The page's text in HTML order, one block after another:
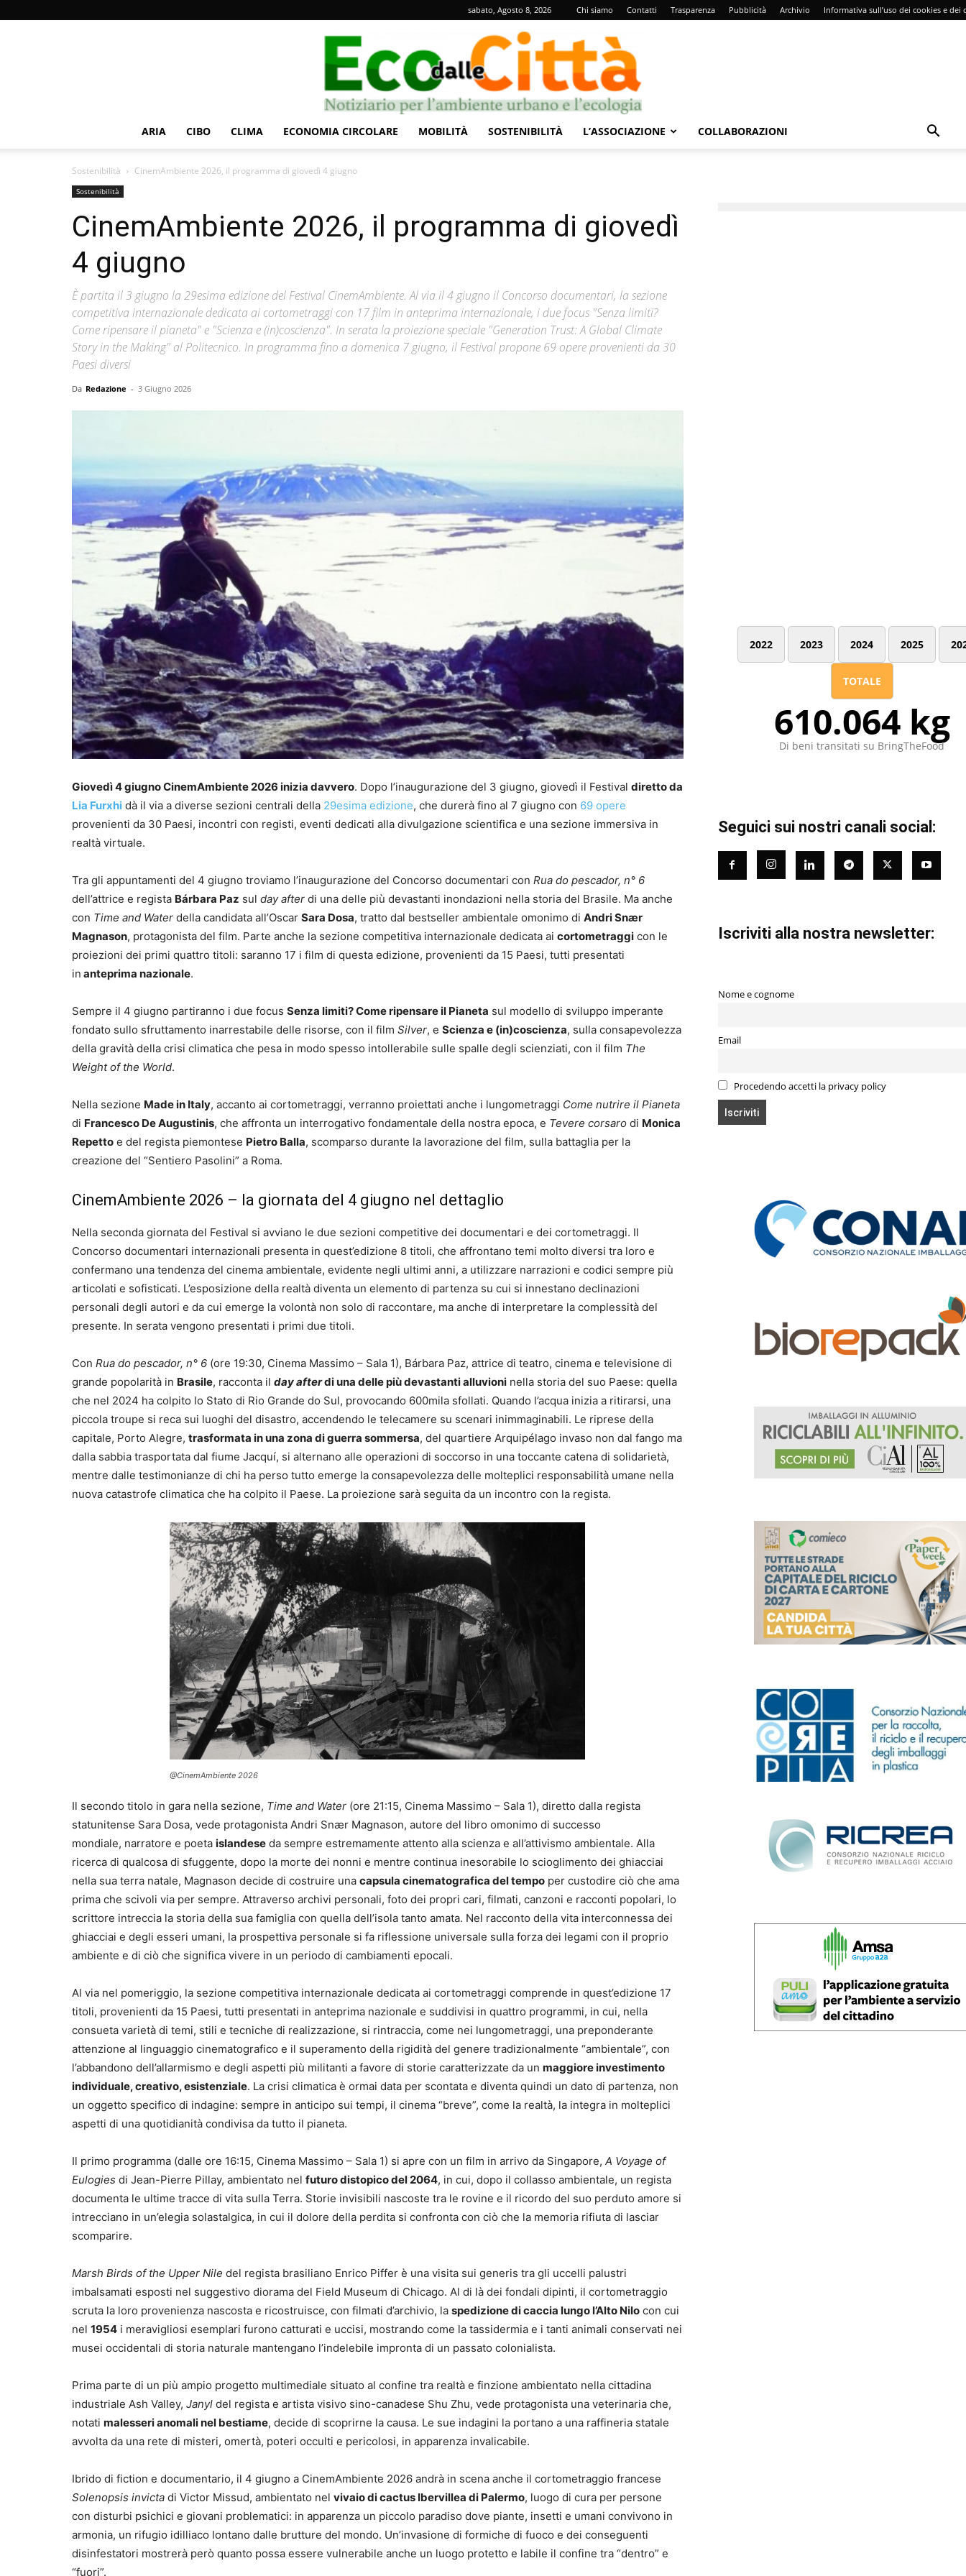
sabato, Agosto 8, 2026 Chi siamo Contatti Trasparenza Pubblicità Archivio Informativa sull’uso dei cookies e dei
Città
ARIA CIBO CLIMA ECONOMIA CIRCOLARE MOBILITÀ SOSTENIBILITÀ L’ASSOCIAZIONE COLLABORAZIONI
Sostenibilità CinemAmbiente 2026, il programma di giovedì 4 giugno
Sostenibilità
CinemAmbiente 2026, il programma di giovedì
4 giugno
È partita il 3 giugno la 29esima edizione del Festival CinemAmbiente. Al via il 4 giugno il Concorso documentari, la sezione
competitiva internazionale dedicata ai cortometraggi con 17 film in anteprima internazionale, i due focus "Senza limiti?
Come ripensare il pianeta" e "Scienza e (in)coscienza". In serata la proiezione speciale "Generation Trust: A Global Climate
Story in the Making" al Politecnico. In programma fino a domenica 7 giugno, il Festival propone 69 opere provenienti da 30
Paesi diversi
Da Redazione - 3 Giugno 2026
Giovedì 4 giugno CinemAmbiente 2026 inizia davvero. Dopo l’inaugurazione del 3 giugno, giovedì il Festival diretto da
Lia Furxhi dà il via a diverse sezioni centrali della 29esima edizione, che durerà fino al 7 giugno con 69 opere
provenienti da 30 Paesi, incontri con registi, eventi dedicati alla divulgazione scientifica e una sezione immersiva in
realtà virtuale.
Tra gli appuntamenti del 4 giugno troviamo l’inaugurazione del Concorso documentari con Rua do pescador, n° 6
dell’attrice e regista Bárbara Paz sul day after di una delle più devastanti inondazioni nella storia del Brasile. Ma anche
con Time and Water della candidata all’Oscar Sara Dosa, tratto dal bestseller ambientale omonimo di Andri Snær
Magnason, protagonista del film. Parte anche la sezione competitiva internazionale dedicata ai cortometraggi con le
proiezioni dei primi quattro titoli: saranno 17 i film di questa edizione, provenienti da 15 Paesi, tutti presentati
in anteprima nazionale.
Sempre il 4 giugno partiranno i due focus Senza limiti? Come ripensare il Pianeta sul modello di sviluppo imperante
fondato sullo sfruttamento inarrestabile delle risorse, con il film Silver, e Scienza e (in)coscienza, sulla consapevolezza
della gravità della crisi climatica che pesa in modo spesso intollerabile sulle spalle degli scienziati, con il film The
Weight of the World.
Nella sezione Made in Italy, accanto ai cortometraggi, verranno proiettati anche i lungometraggi Come nutrire il Pianeta
di Francesco De Augustinis, che affronta un interrogativo fondamentale della nostra epoca, e Tevere corsaro di Monica
Repetto e del regista piemontese Pietro Balla, scomparso durante la lavorazione del film, sulla battaglia per la
creazione del “Sentiero Pasolini” a Roma.
CinemAmbiente 2026 – la giornata del 4 giugno nel dettaglio
Nella seconda giornata del Festival si avviano le due sezioni competitive dei documentari e dei cortometraggi. Il
Concorso documentari internazionali presenta in quest’edizione 8 titoli, che affrontano temi molto diversi tra loro e
confermano una tendenza del cinema ambientale, evidente negli ultimi anni, a utilizzare narrazioni e codici sempre più
articolati e sofisticati. L’esposizione della realtà diventa un elemento di partenza su cui si innestano declinazioni
personali degli autori e da cui emerge la volontà non solo di raccontare, ma anche di interpretare la complessità del
presente. In serata vengono presentati i primi due titoli.
Con Rua do pescador, n° 6 (ore 19:30, Cinema Massimo – Sala 1), Bárbara Paz, attrice di teatro, cinema e televisione di
grande popolarità in Brasile, racconta il day afterdi una delle più devastanti alluvioni nella storia del suo Paese: quella
che nel 2024 ha colpito lo Stato di Rio Grande do Sul, provocando 600mila sfollati. Quando l’acqua inizia a ritirarsi, una
piccola troupe si reca sui luoghi del disastro, accendendo le telecamere su scenari inimmaginabili. Le riprese della
capitale, Porto Alegre, trasformata in una zona di guerra sommersa, del quartiere Arquipélago invaso non dal fango ma
dalla sabbia trasportata dal fiume Jacquí, si alternano alle operazioni di soccorso in una toccante catena di solidarietà,
mentre dalle testimonianze di chi ha perso tutto emerge la consapevolezza delle molteplici responsabilità umane nella
nuova catastrofe climatica che ha colpito il Paese. La proiezione sarà seguita da un incontro con la regista.
@CinemAmbiente 2026
Il secondo titolo in gara nella sezione, Time and Water (ore 21:15, Cinema Massimo – Sala 1), diretto dalla regista
statunitense Sara Dosa, vede protagonista Andri Snær Magnason, autore del libro omonimo di successo
mondiale, narratore e poeta islandese da sempre estremamente attento alla scienza e all’attivismo ambientale. Alla
ricerca di qualcosa di sfuggente, dopo la morte dei nonni e mentre continua inesorabile lo scioglimento dei ghiacciai
nella sua terra natale, Magnason decide di costruire una capsula cinematografica del tempo per custodire ciò che ama
prima che scivoli via per sempre. Attraverso archivi personali, foto dei propri cari, filmati, canzoni e racconti popolari, lo
scrittore intreccia la storia della sua famiglia con quella dell’isola tanto amata. Nel racconto della vita interconnessa dei
ghiacciai e degli esseri umani, la prospettiva personale si fa riflessione universale sulla forza dei legami con il proprio
ambiente e di ciò che significa vivere in un periodo di cambiamenti epocali.
Al via nel pomeriggio, la sezione competitiva internazionale dedicata ai cortometraggi comprende in quest’edizione 17
titoli, provenienti da 15 Paesi, tutti presentati in anteprima nazionale e suddivisi in quattro programmi, in cui, nella
consueta varietà di temi, stili e tecniche di realizzazione, si rintraccia, come nei lungometraggi, una preponderante
attenzione al linguaggio cinematografico e il superamento della rigidità del genere tradizionalmente “ambientale”, con
l’abbandono dell’allarmismo e degli aspetti più militanti a favore di storie caratterizzate da un maggiore investimento
individuale, creativo, esistenziale. La crisi climatica è ormai data per scontata e diventa quindi un dato di partenza, non
un oggetto specifico di indagine: sempre in anticipo sui tempi, il cinema “breve”, come la realtà, la integra in molteplici
aspetti di una quotidianità condivisa da tutto il pianeta.
Il primo programma (dalle ore 16:15, Cinema Massimo – Sala 1) si apre con un film in arrivo da Singapore, A Voyage of
Eulogies di Jean-Pierre Pillay, ambientato nel futuro distopico del 2064, in cui, dopo il collasso ambientale, un regista
documenta le ultime tracce di vita sulla Terra. Storie invisibili nascoste tra le rovine e il ricordo del suo perduto amore si
intrecciano in un’elegia solastalgica, in cui il dolore della perdita si confronta con ciò che la memoria rifiuta di lasciar
scomparire.
Marsh Birds of the Upper Nile del regista brasiliano Enrico Piffer è una visita sui generis tra gli uccelli palustri
imbalsamati esposti nel suggestivo diorama del Field Museum di Chicago. Al di là dei fondali dipinti, il cortometraggio
scruta la loro provenienza nascosta e ricostruisce, con filmati d’archivio, la spedizione di caccia lungo l’Alto Nilo con cui
nel 1954 i meravigliosi esemplari furono catturati e uccisi, mostrando come la tassidermia e i tanti animali conservati nei
musei occidentali di storia naturale mantengano l’indelebile impronta di un passato colonialista.
Prima parte di un più ampio progetto multimediale situato al confine tra realtà e finzione ambientato nella cittadina
industriale Ash Valley, Janyl del regista e artista visivo sino-canadese Shu Zhu, vede protagonista una veterinaria che,
notati malesseri anomali nel bestiame, decide di scoprirne la causa. Le sue indagini la portano a una raffineria statale
avvolta da una rete di misteri, omertà, poteri occulti e pericolosi, in apparenza invalicabile.
Ibrido di fiction e documentario, il 4 giugno a CinemAmbiente 2026 andrà in scena anche il cortometraggio francese
Solenopsis invicta di Victor Missud, ambientato nel vivaio di cactus Ibervillea di Palermo, luogo di cura per persone
con disturbi psichici e giovani problematici: in apparenza un piccolo paradiso dove piante, insetti e umani convivono in
armonia, un rifugio idilliaco lontano dalle brutture del mondo. Un’invasione di formiche di fuoco e dei conseguenti
disinfestatori mostrerà però quanto possa essere vulnerabile anche un luogo protetto e labile il confine tra “dentro” e
“fuori”.
2022 2023 2024 2025
TOTALE
610.064 kg
Di beni transitati su BringTheFood
Seguici sui nostri canali social:
Iscriviti alla nostra newsletter:
Nome e cognome
Email
Procedendo accetti la privacy policy